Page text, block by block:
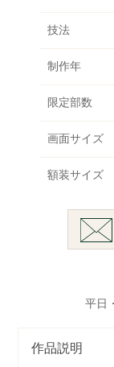
技法
制作年
限定部数
画面サイズ
額装サイズ
平日
作品説明